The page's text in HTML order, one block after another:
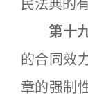
民法典的
第十
的合同效
章的强制